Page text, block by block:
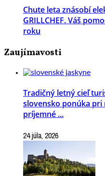
Chute leta znásobí
GRILLCHEF. Váš
roku
Zaujímavosti
Tradičný letný cieľ
slovensko ponúka pri
príjemné ...
24 júla, 2026